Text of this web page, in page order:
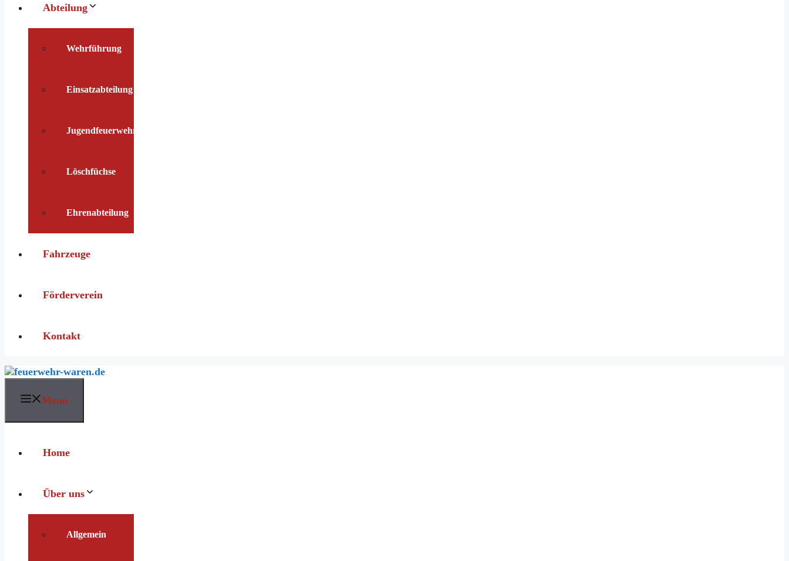
Abteilung
Wehrführung
Einsatzabteilung
Jugendfeuerwehr
Löschfüchse
Ehrenabteilung
Fahrzeuge
Förderverein
Kontakt
Menü
Home
Über uns
Allgemein